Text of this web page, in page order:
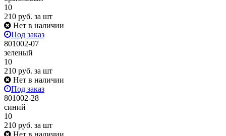
10
210 руб. за шт
Нет в наличии
Под заказ
801002-07
зеленый
10
210 руб. за шт
Нет в наличии
Под заказ
801002-28
синий
10
210 руб. за шт